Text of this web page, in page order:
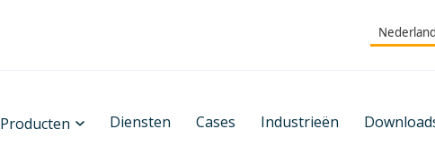
Producten Diensten Cases Industrieën